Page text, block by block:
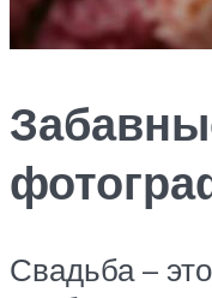
Свадьба –